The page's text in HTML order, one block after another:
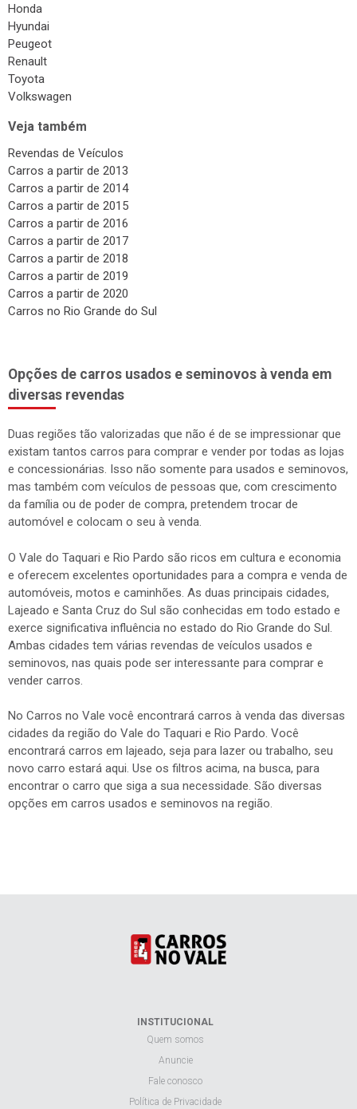
Honda
Hyundai
Peugeot
Renault
Toyota
Volkswagen
Veja também
Revendas de Veículos
Carros a partir de 2013
Carros a partir de 2014
Carros a partir de 2015
Carros a partir de 2016
Carros a partir de 2017
Carros a partir de 2018
Carros a partir de 2019
Carros a partir de 2020
Carros no Rio Grande do Sul
Opções de carros usados e seminovos à venda em
diversas revendas
Duas regiões tão valorizadas que não é de se impressionar que
existam tantos carros para comprar e vender por todas as lojas
e concessionárias. Isso não somente para usados e seminovos,
mas também com veículos de pessoas que, com crescimento
da família ou de poder de compra, pretendem trocar de
automóvel e colocam o seu à venda.
O Vale do Taquari e Rio Pardo são ricos em cultura e economia
e oferecem excelentes oportunidades para a compra e venda de
automóveis, motos e caminhões. As duas principais cidades,
Lajeado e Santa Cruz do Sul são conhecidas em todo estado e
exerce significativa influência no estado do Rio Grande do Sul.
Ambas cidades tem várias revendas de veículos usados e
seminovos, nas quais pode ser interessante para comprar e
vender carros.
No Carros no Vale você encontrará carros à venda das diversas
cidades da região do Vale do Taquari e Rio Pardo. Você
encontrará carros em lajeado, seja para lazer ou trabalho, seu
novo carro estará aqui. Use os filtros acima, na busca, para
encontrar o carro que siga a sua necessidade. São diversas
opções em carros usados e seminovos na região.
INSTITUCIONAL
Quem somos
Anuncie
Fale conosco
Política de Privacidade